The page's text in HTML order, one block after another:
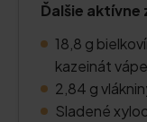
Ďalšie aktívne
18,8 g
kazeinát
2,84 g
Sladené